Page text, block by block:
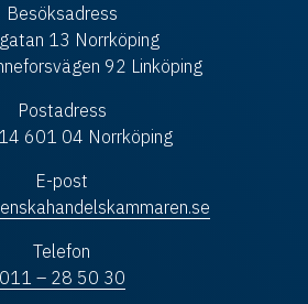
Besöksadress
13 Norrköping
92 Linköping
Postadress
601 04 Norrköping
E-post
Telefon
011 – 28 50 30